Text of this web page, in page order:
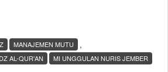
,
MANAJEMEN MUTU
AL-QUR'AN
MI UNGGULAN NURIS JEMBER